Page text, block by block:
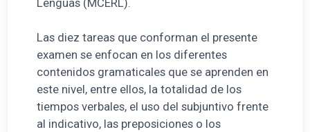
Lenguas (MCERL).
Las diez tareas que conforman el presente
examen se enfocan en los diferentes
contenidos gramaticales que se aprenden en
este nivel, entre ellos, la totalidad de los
tiempos verbales, el uso del subjuntivo frente
al indicativo, las preposiciones o los